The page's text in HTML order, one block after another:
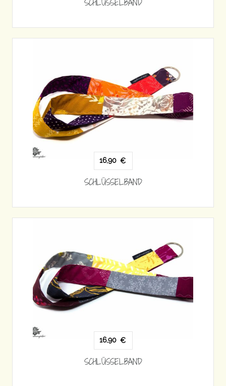
SCHLÜSSELBAND
16,90 €
SCHLÜSSELBAND
16,90 €
SCHLÜSSELBAND